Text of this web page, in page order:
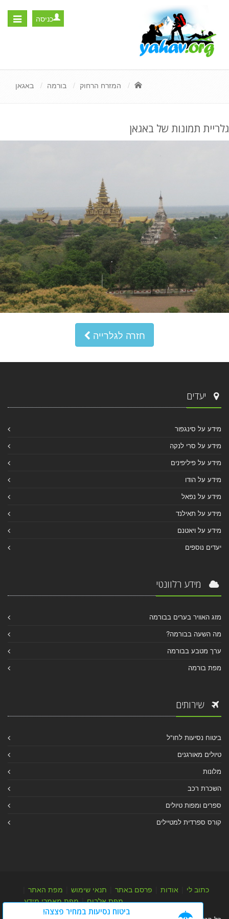
Toggle
כניסה
המזרח הרחוק בורמה באגאן
גלריית תמונות של באגאן
חזרה לגלרייה
יעדים
מידע על סינגפור
מידע על סרי לנקה
מידע על פיליפינים
מידע על הודו
מידע על נפאל
מידע על תאילנד
מידע על ויאטנם
יעדים נוספים
מידע רלוונטי
מזג האוויר בערים בבורמה
מה השעה בבורמה?
ערך מטבע בבורמה
מפת בורמה
שירותים
ביטוח נסיעות לחו"ל
טיולים מאורגנים
מלונות
השכרת רכב
ספרים ומפות טיולים
קורס ספרדית למטיילים
כתוב לי אודות פרסם באתר תנאי שימוש מפת האתר
מפת אלבום|מפת מאמרי מידע
ביטוח נסיעות במחיר פצצה!